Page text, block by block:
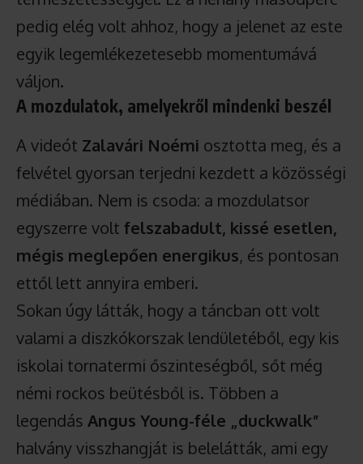
pedig elég volt ahhoz, hogy a jelenet az este
egyik legemlékezetesebb momentumává
váljon.
A mozdulatok, amelyekről mindenki beszél
A videót Zalavári Noémi osztotta meg, és a
felvétel gyorsan terjedni kezdett a közösségi
médiában. Nem is csoda: a mozdulatsor
egyszerre volt felszabadult, kissé esetlen,
mégis meglepően energikus, és pontosan
ettől lett annyira emberi.
Sokan úgy látták, hogy a táncban ott volt
valami a diszkókorszak lendületéből, egy kis
iskolai tornatermi őszinteségből, sőt még
némi rockos beütésből is. Többen a
legendás Angus Young-féle „duckwalk”
halvány visszhangját is belelátták, ami egy